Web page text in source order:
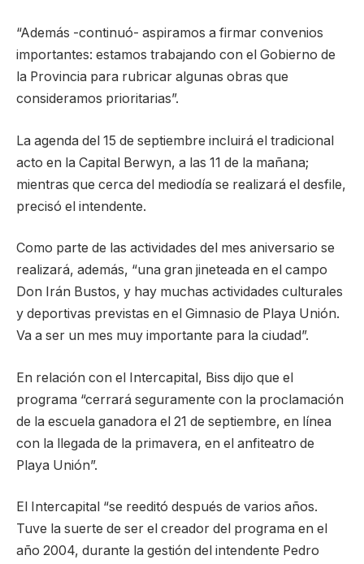
“Además -continuó- aspiramos a firmar convenios
importantes: estamos trabajando con el Gobierno de
la Provincia para rubricar algunas obras que
consideramos prioritarias”.
La agenda del 15 de septiembre incluirá el tradicional
acto en la Capital Berwyn, a las 11 de la mañana;
mientras que cerca del mediodía se realizará el desfile,
precisó el intendente.
Como parte de las actividades del mes aniversario se
realizará, además, “una gran jineteada en el campo
Don Irán Bustos, y hay muchas actividades culturales
y deportivas previstas en el Gimnasio de Playa Unión.
Va a ser un mes muy importante para la ciudad”.
En relación con el Intercapital, Biss dijo que el
programa “cerrará seguramente con la proclamación
de la escuela ganadora el 21 de septiembre, en línea
con la llegada de la primavera, en el anfiteatro de
Playa Unión”.
El Intercapital “se reeditó después de varios años.
Tuve la suerte de ser el creador del programa en el
año 2004, durante la gestión del intendente Pedro